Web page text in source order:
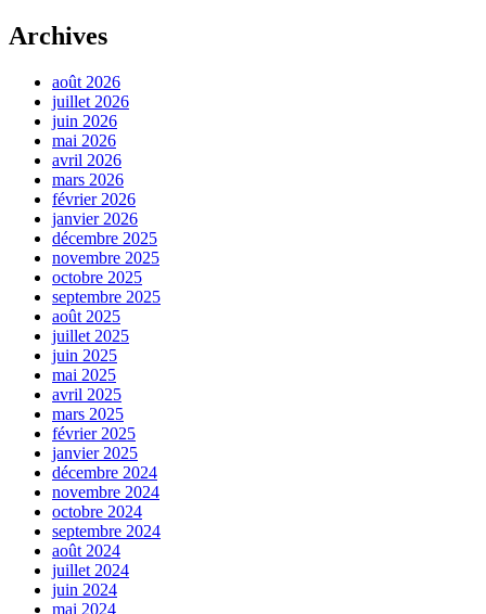
Archives
août 2026
juillet 2026
juin 2026
mai 2026
avril 2026
mars 2026
février 2026
janvier 2026
décembre 2025
novembre 2025
octobre 2025
septembre 2025
août 2025
juillet 2025
juin 2025
mai 2025
avril 2025
mars 2025
février 2025
janvier 2025
décembre 2024
novembre 2024
octobre 2024
septembre 2024
août 2024
juillet 2024
juin 2024
mai 2024